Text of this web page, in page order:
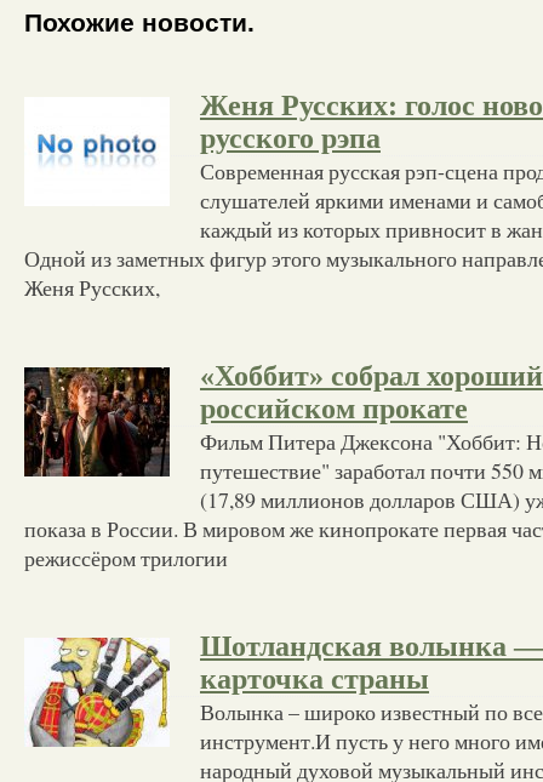
Похожие новости.
Женя Русских: голос
русского рэпа
Современная русская рэп-сцена
слушателей яркими именами и
каждый из которых привносит в
Одной из заметных фигур этого музыкального
Женя Русских,
«Хоббит» собрал
российском прокате
Фильм Питера Джексона "Хоббит:
путешествие" заработал почти 550
(17,89 миллионов долларов США)
показа в России. В мировом же кинопрокате первая
режиссёром трилогии
Шотландская волынка —
карточка страны
Волынка – широко известный по
инструмент.И пусть у него много
народный духовой музыкальный